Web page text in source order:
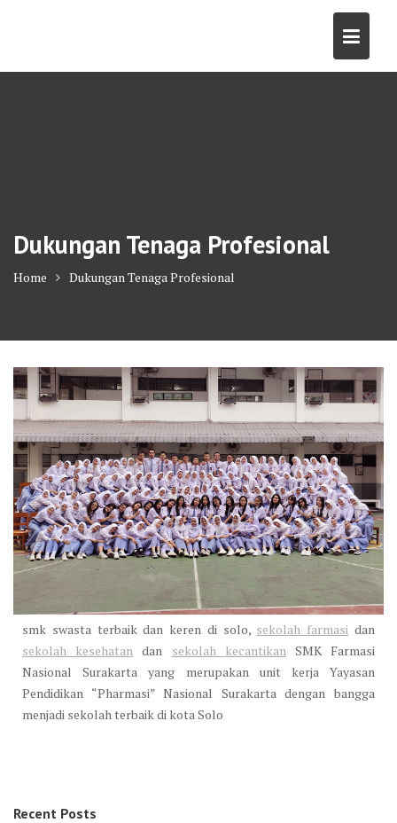
Dukungan Tenaga Profesional
Home Dukungan Tenaga Profesional
smk swasta terbaik dan keren di solo, sekolah farmasi dan
sekolah kesehatan dan sekolah kecantikan SMK Farmasi
Nasional Surakarta yang merupakan unit kerja Yayasan
Pendidikan “Pharmasi” Nasional Surakarta dengan bangga
menjadi sekolah terbaik di kota Solo
Recent Posts